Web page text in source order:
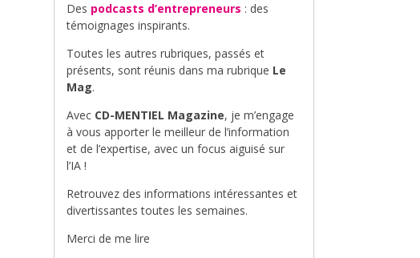
Des podcasts d’entrepreneurs : des
témoignages inspirants.
Toutes les autres rubriques, passés et
présents, sont réunis dans ma rubrique Le
Mag.
Avec CD-MENTIEL Magazine, je m’engage
à vous apporter le meilleur de l’information
et de l’expertise, avec un focus aiguisé sur
l’IA !
Retrouvez des informations intéressantes et
divertissantes toutes les semaines.
Merci de me lire